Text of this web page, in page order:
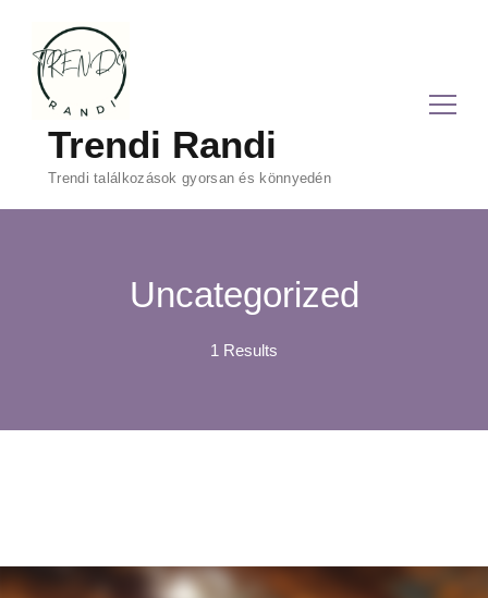
Trendi Randi
Trendi találkozások gyorsan és könnyedén
Uncategorized
1 Results